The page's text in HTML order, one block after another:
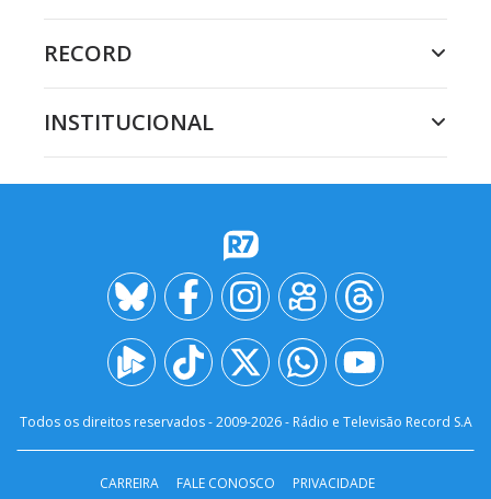
RECORD
INSTITUCIONAL
Todos os direitos reservados - 2009-2026- Rádio e Televisão Record S.A
CARREIRA FALE CONOSCO
PRIVACIDADE